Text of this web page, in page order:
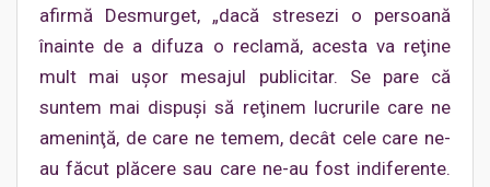
afirmă Desmurget, „dacă stresezi o persoană
înainte de a difuza o reclamă, acesta va reţine
mult mai uşor mesajul publicitar. Se pare că
suntem mai dispuşi să reţinem lucrurile care ne
ameninţă, de care ne temem, decât cele care ne-
au făcut plăcere sau care ne-au fost indiferente.